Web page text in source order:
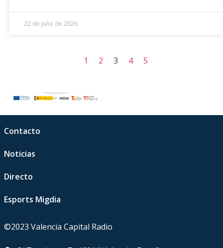
22 de julio de 2026
1 2 3 4 5
Contacto
Noticias
Directo
Esports Migdia
©2023 Valencia Capital Radio